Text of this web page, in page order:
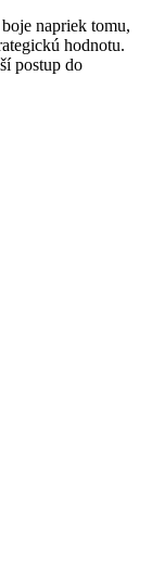
napriek tomu,
hodnotu.
postup do